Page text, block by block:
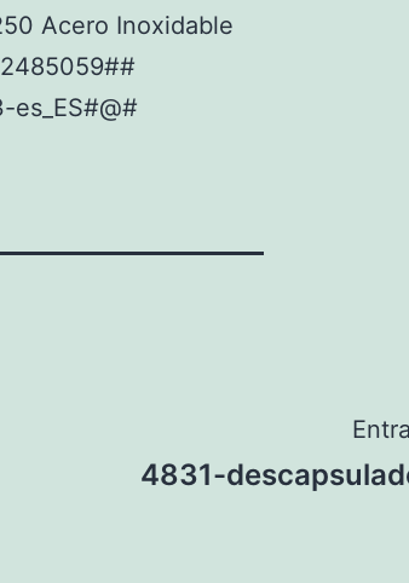
Acero Inoxidable
es_ES#@#
4831-